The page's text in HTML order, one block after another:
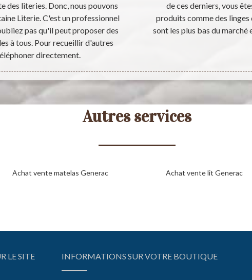
des literies. Donc, nous pouvons
Literie. C'est un professionnel
pas qu'il peut proposer des
à tous. Pour recueillir d'autres
directement.
de ces derniers, vous
produits comme des linges
sont les plus bas du
Autres services
Achat vente matelas Generac Achat vente lit Generac
LE SITE INFORMATIONS SUR VOTRE BOUTIQUE